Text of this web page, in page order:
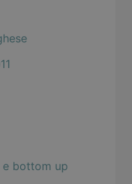
bottom up